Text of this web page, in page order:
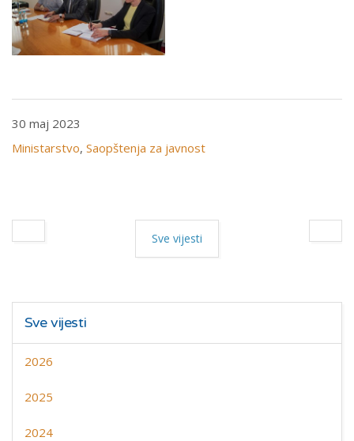
30 maj 2023
Ministarstvo, Saopštenja za javnost
Sve vijesti
Sve vijesti
2026
2025
2024